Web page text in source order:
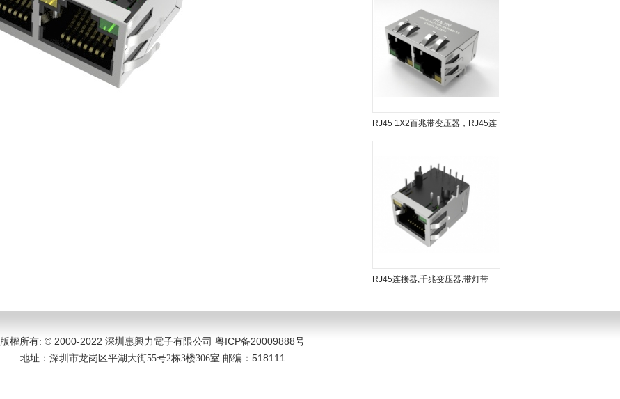
RJ45 1X2百兆带变压器，RJ45连
RJ45连接器,千兆变压器,带灯带
版權所有: © 2000-2022 深圳惠興力電子有限公司 粤ICP备20009888号
地址： 深圳市龙岗区平湖大街55号2栋3楼306室 邮编：518111